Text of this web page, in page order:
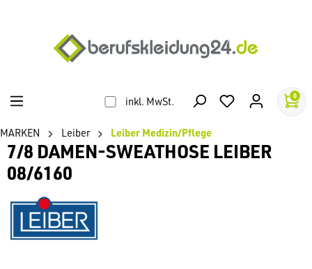
inkl. MwSt. 0
MARKEN Leiber Leiber Medizin/Pflege
7/8 DAMEN-SWEATHOSE LEIBER
08/6160